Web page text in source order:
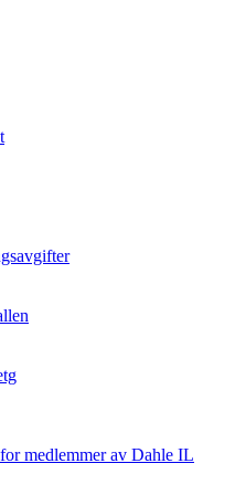
medlemmer av Dahle IL